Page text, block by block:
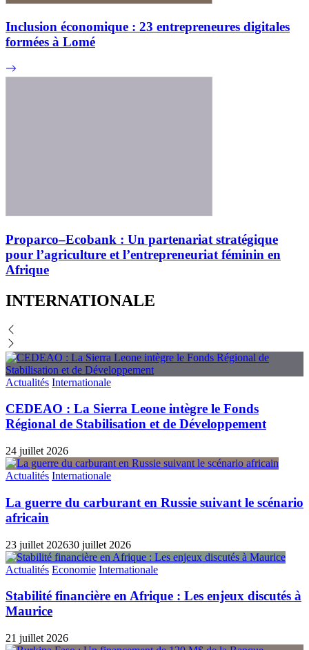
Inclusion économique : 23 entrepreneures digitales
formées à Lomé
Proparco–Ecobank : Un partenariat stratégique
pour l’agriculture et l’entrepreneuriat féminin en
Afrique
INTERNATIONALE
Actualités Internationale
CEDEAO : La Sierra Leone intègre le Fonds
Régional de Stabilisation et de Développement
24 juillet 2026
Actualités Internationale
La guerre du carburant en Russie suivant le scénario
africain
23 juillet 202630 juillet 2026
Actualités Economie Internationale
Stabilité financière en Afrique : Les enjeux discutés à
Maurice
21 juillet 2026